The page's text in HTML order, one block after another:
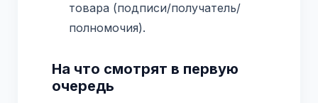
товара (подписи/получатель/
полномочия).
На что смотрят в первую
очередь